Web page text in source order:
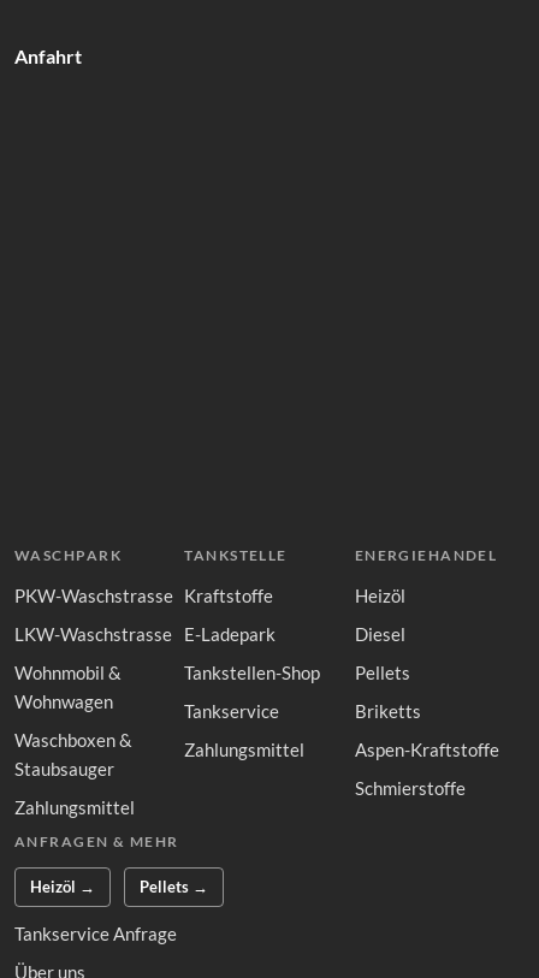
Anfahrt
WASCHPARK
PKW-Waschstrasse
LKW-Waschstrasse
Wohnmobil &
Wohnwagen
Waschboxen &
Staubsauger
Zahlungsmittel
TANKSTELLE
Kraftstoffe
E-Ladepark
Tankstellen-Shop
Tankservice
Zahlungsmittel
ENERGIEHANDEL
Heizöl
Diesel
Pellets
Briketts
Aspen-Kraftstoffe
Schmierstoffe
ANFRAGEN & MEHR
Heizöl → Pellets →
Tankservice Anfrage
Über uns